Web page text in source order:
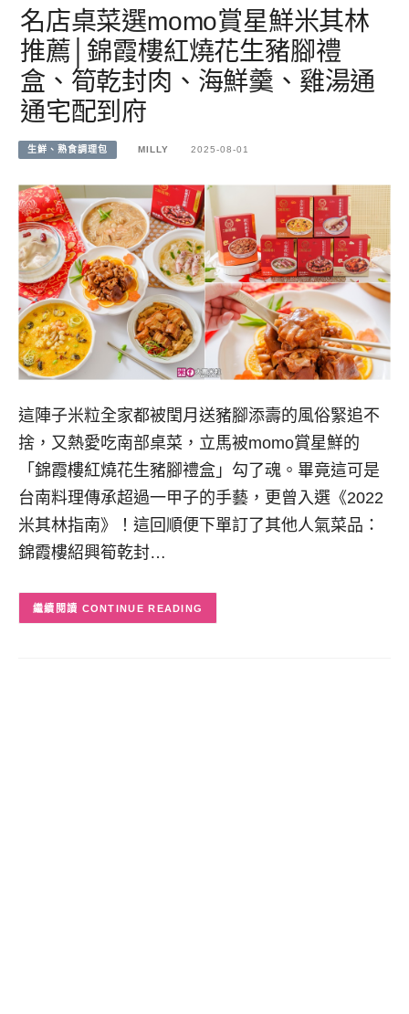
名店桌菜選momo賞星鮮米其林
推薦│錦霞樓紅燒花生豬腳禮
盒、筍乾封肉、海鮮羹、雞湯通
通宅配到府
生鮮、熟食調理包 MILLY 2025-08-01
這陣子米粒全家都被閏月送豬腳添壽的風俗緊追不
捨，又熱愛吃南部桌菜，立馬被momo賞星鮮的
「錦霞樓紅燒花生豬腳禮盒」勾了魂。畢竟這可是
台南料理傳承超過一甲子的手藝，更曾入選《2022
米其林指南》！這回順便下單訂了其他人氣菜品：
錦霞樓紹興筍乾封…
CONTINUE READING